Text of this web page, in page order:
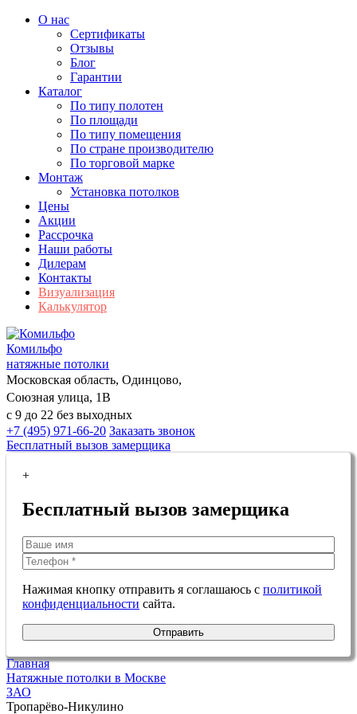
О нас
Сертификаты
Отзывы
Блог
Гарантии
Каталог
По типу полотен
По площади
По типу помещения
По стране производителю
По торговой марке
Монтаж
Установка потолков
Цены
Акции
Рассрочка
Наши работы
Дилерам
Контакты
Визуализация
Калькулятор
Комильфо
натяжные потолки
Московская область, Одинцово,
Союзная улица, 1В
с 9 до 22 без выходных
+7 (495) 971-66-20 Заказать звонок
Бесплатный вызов замерщика
+
Бесплатный вызов замерщика
Нажимая кнопку отправить я соглашаюсь с политикой
конфиденциальности сайта.
Отправить
Главная
Натяжные потолки в Москве
ЗАО
Тропарёво-Никулино